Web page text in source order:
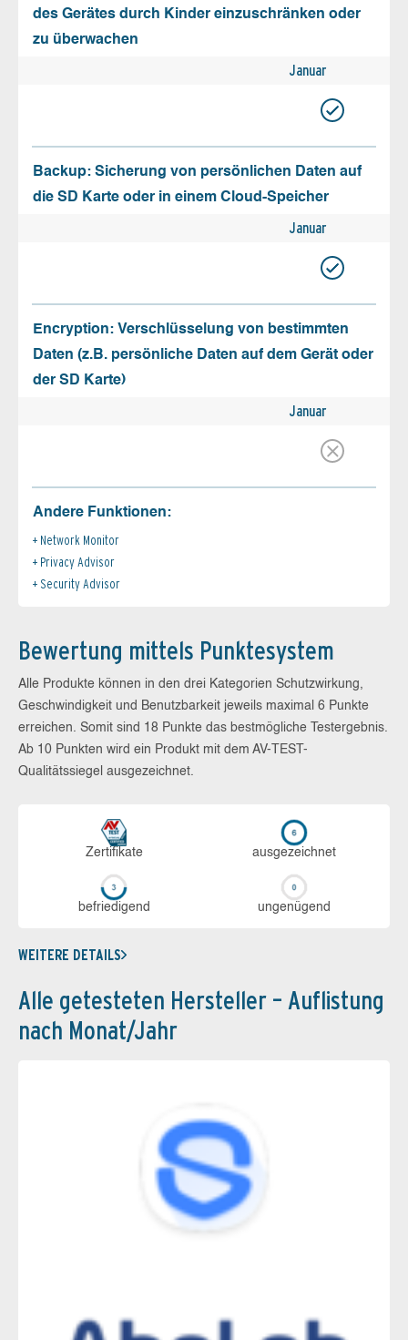
des Gerätes durch Kinder einzuschränken oder
zu überwachen
Januar
Backup: Sicherung von persönlichen Daten auf
die SD Karte oder in einem Cloud-Speicher
Januar
Encryption: Verschlüsselung von bestimmten
Daten (z.B. persönliche Daten auf dem Gerät oder
der SD Karte)
Januar
Andere Funktionen:
Network Monitor
Privacy Advisor
Security Advisor
Bewertung mittels Punktesystem
Alle Produkte können in den drei Kategorien Schutzwirkung,
Geschwindigkeit und Benutzbarkeit jeweils maximal 6 Punkte
erreichen. Somit sind 18 Punkte das bestmögliche Testergebnis.
Ab 10 Punkten wird ein Produkt mit dem AV-TEST-
Qualitätssiegel ausgezeichnet.
Zerti­fikate aus­ge­zeich­net
be­frie­di­gend un­ge­nü­gend
WEITERE DETAILS
Alle getesteten Hersteller – Auflistung
nach Monat/Jahr